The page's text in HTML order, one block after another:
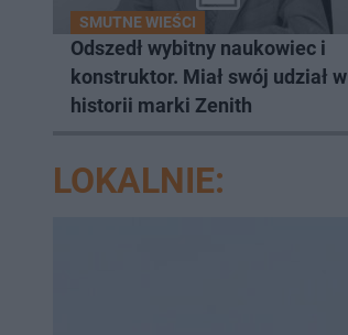
SMUTNE WIEŚCI
Odszedł wybitny naukowiec i
konstruktor. Miał swój udział w
historii marki Zenith
LOKALNIE: